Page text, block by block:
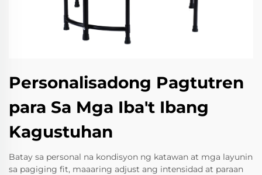
Personalisadong Pagtutren
para Sa Mga Iba't Ibang
Kagustuhan
Batay sa personal na kondisyon ng katawan at mga layunin
sa pagiging fit, maaaring adjust ang intensidad at paraan